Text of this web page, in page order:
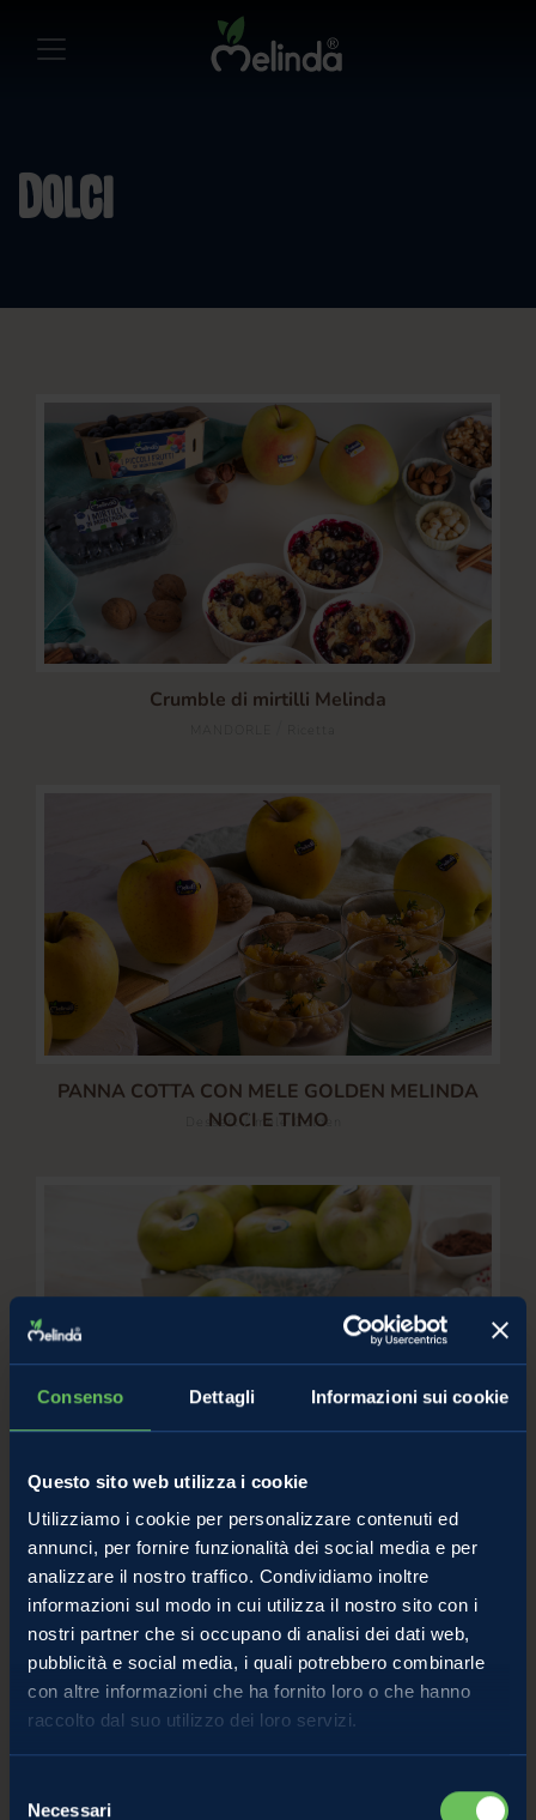
Consenso Dettagli Informazioni sui cookie
Questo sito web utilizza i cookie
Utilizziamo i cookie per personalizzare contenuti ed
annunci, per fornire funzionalità dei social media e per
analizzare il nostro traffico. Condividiamo inoltre
informazioni sul modo in cui utilizza il nostro sito con i
nostri partner che si occupano di analisi dei dati web,
pubblicità e social media, i quali potrebbero combinarle
con altre informazioni che ha fornito loro o che hanno
raccolto dal suo utilizzo dei loro servizi.
delNecessari
Dolci
Crumble di mirtilli Melinda
PANNA COTTA CON MELE GOLDEN MELINDA
NOCI E TIMO
Dessert/ mele Golden
MINI SACHER CON LE MELE
Mele